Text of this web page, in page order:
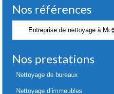
Nos références
Nos
références
Nos prestations
Nettoyage de bureaux
Nettoyage d’immeubles